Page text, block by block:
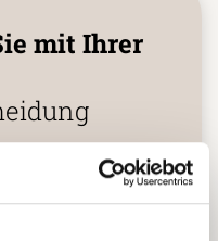
mit Ihrer